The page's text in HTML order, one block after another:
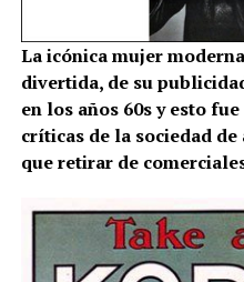
La icónica mujer
divertida, de su
en los años 60s y esto
críticas de la sociedad
que retirar de